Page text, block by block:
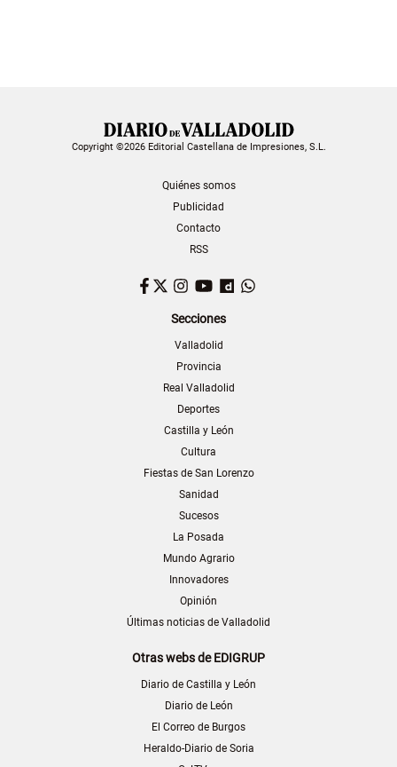
Copyright ©2026 Editorial Castellana de Impresiones, S.L.
Quiénes somos
Publicidad
Contacto
RSS
Facebook
TwitterInstagram
YouTubeDailymotion
Secciones
Valladolid
Provincia
Real Valladolid
Deportes
Castilla y León
Cultura
Fiestas de San Lorenzo
Sanidad
Sucesos
La Posada
Mundo Agrario
Innovadores
Opinión
Últimas noticias de Valladolid
Otras webs de EDIGRUP
Diario de Castilla y León
Diario de León
El Correo de Burgos
Heraldo-Diario de Soria